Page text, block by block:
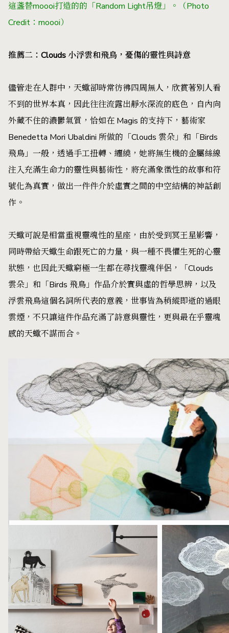
這盞替moooi打造的的「Random Light吊燈」。（Photo
Credit：moooi）
推薦二：Clouds 小浮雲和飛鳥，憂傷的靈性與詩意
儘管走在人群中，天蠍卻時常彷彿四周無人，欣賞著別人看
不到的世界本真，因此往往流露出靜水深流的底色，自內向
外藏不住的濃鬱氣質，恰如在 Magis 的支持下，藝術家
Benedetta Mori Ubaldini 所做的「Clouds 雲朵」和「Birds
飛鳥」一般，透過手工扭轉、纏繞，她將無生機的金屬絲線
注入充滿生命力的靈性與藝術性，將充滿象徵性的故事和符
號化為真實，做出一件件介於虛實之間的中空結構的神話創
作。
天蠍可說是相當重視靈魂性的星座，由於受到冥王星影響，
同時帶給天蠍生命跟死亡的力量，與一種不畏懼生死的心靈
狀態，也因此天蠍窮極一生都在尋找靈魂伴侶，「Clouds
雲朵」和「Birds 飛鳥」作品介於實與虛的哲學思辨，以及
浮雲飛鳥這個名詞所代表的意義，世事皆為稍縱即逝的過眼
雲煙，不只讓這件作品充滿了詩意與靈性，更與最在乎靈魂
感的天蠍不謀而合。